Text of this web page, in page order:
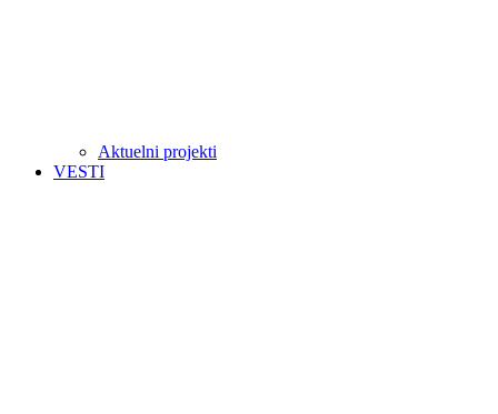
Aktuelni projekti
VESTI